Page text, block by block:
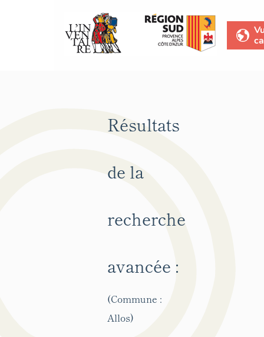
Résultats
de la
recherche
avancée :
(Commune :
Allos)